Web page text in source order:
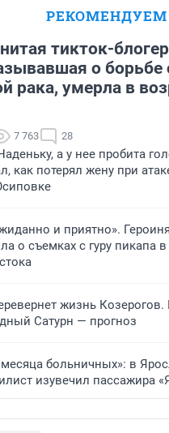
РЕКОМЕНДУЕМ
тикток-
о борьбе
рака, умерла в
7 763 28
а у нее пробита
как потерял жену при
и приятно».
о съемках с гуру пикапа
жизнь Козерогов.
Сатурн — прогноз
больничных»: в
изувечил пассажира